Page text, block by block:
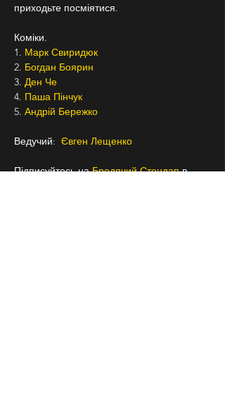
приходьте посміятися.
Коміки.
1. Марк Свиридюк
2. Богдан Боярин
3. Ден Че
4. Паша Пінчук
5. Андрій Бережко
Ведучий: Євген Лещенко
Підписуйтесь на Бродячий Стендап в